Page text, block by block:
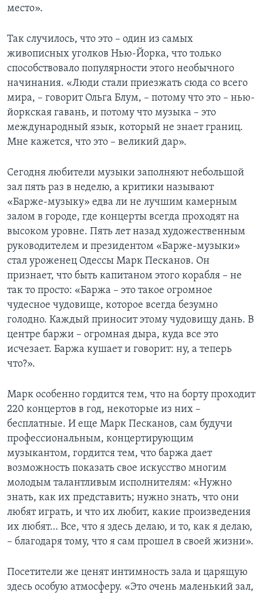
место».
Так случилось, что это – один из самых
живописных уголков Нью-Йорка, что только
способствовало популярности этого необычного
начинания. «Люди стали приезжать сюда со всего
мира, – говорит Ольга Блум, – потому что это – нью-
йоркская гавань, и потому что музыка – это
международный язык, который не знает границ.
Мне кажется, что это – великий дар».
Сегодня любители музыки заполняют небольшой
зал пять раз в неделю, а критики называют
«Барже-музыку» едва ли не лучшим камерным
залом в городе, где концерты всегда проходят на
высоком уровне. Пять лет назад художественным
руководителем и президентом «Барже-музыки»
стал уроженец Одессы Марк Песканов. Он
признает, что быть капитаном этого корабля – не
так то просто: «Баржа – это такое огромное
чудесное чудовище, которое всегда безумно
голодно. Каждый приносит этому чудовищу дань. В
центре баржи – огромная дыра, куда все это
исчезает. Баржа кушает и говорит: ну, а теперь
что?».
Марк особенно гордится тем, что на борту проходит
220 концертов в год, некоторые из них –
бесплатные. И еще Марк Песканов, сам будучи
профессиональным, концертирующим
музыкантом, гордится тем, что баржа дает
возможность показать свое искусство многим
молодым талантливым исполнителям: «Нужно
знать, как их представить; нужно знать, что они
любят играть, и что их любит, какие произведения
их любят… Все, что я здесь делаю, и то, как я делаю,
– благодаря тому, что я сам прошел в своей жизни».
Посетители же ценят интимность зала и царящую
здесь особую атмосферу. «Это очень маленький зал,